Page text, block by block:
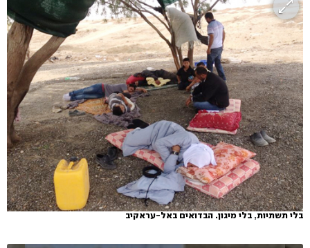
בלי תשתיות, בלי מיגון. הבדואים באל-עראקיב